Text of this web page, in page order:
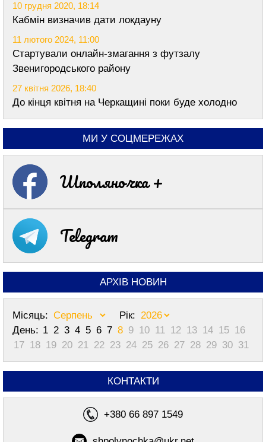
10 грудня 2020, 18:14
Кабмін визначив дати локдауну
11 лютого 2024, 11:00
Стартували онлайн-змагання з футзалу
Звенигородського району
27 квітня 2026, 18:40
До кінця квітня на Черкащині поки буде холодно
МИ У СОЦМЕРЕЖАХ
Шполяночка +
Telegram
АРХІВ НОВИН
Місяць:
Рік:
День: 1 2 3 4 5 6 7 8 9 10 11 12 13 14 15 16
17 18 19 20 21 22 23 24 25 26 27 28 29 30 31
КОНТАКТИ
+380 66 897 1549